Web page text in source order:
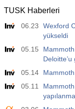
12:30
Ortalama
Açıklanan
USD
Özel Tarım
Açıklanan
12:30
TUSK Haberleri
06.23
Wexford
yükseldi
05.15
Deloitte’u
05.14
05.11